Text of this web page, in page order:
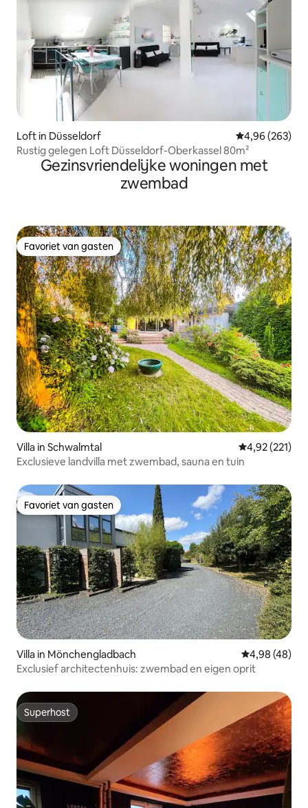
Loft in Düsseldorf Gemiddelde
4,96 (263)
Rustig gelegen Loft Düsseldorf-Oberkassel 80m²
Gezinsvriendelijke woningen met
zwembad
Favoriet van gasten
Favoriet van gasten
Villa in Schwalmtal Gemiddelde
4,92 (221)
Exclusieve landvilla met zwembad, sauna en tuin
Favoriet van gasten
Favoriet van gasten
Villa in Mönchengladbach Gemiddelde
4,98 (48)
Exclusief architectenhuis: zwembad en eigen oprit
Superhost
Superhost